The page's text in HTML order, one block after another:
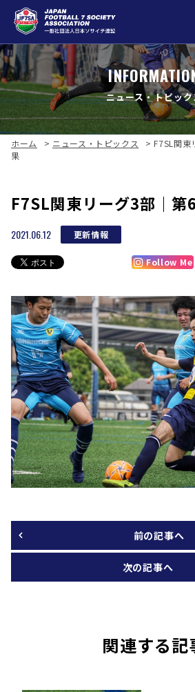
ニュース・トピッ
ホーム > ニュース・トピックス >F7SL関東
果
F7SL関東リーグ3部｜第
2021.06.12 更新情報
Follow Me
前の記事へ
次の記事へ
関連する記